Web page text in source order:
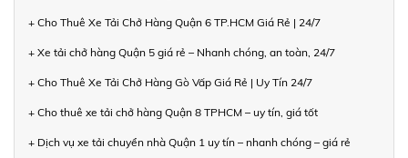
+ Cho Thuê Xe Tải Chở Hàng Quận 6 TP.HCM Giá Rẻ | 24/7
+ Xe tải chở hàng Quận 5 giá rẻ – Nhanh chóng, an toàn, 24/7
+ Cho Thuê Xe Tải Chở Hàng Gò Vấp Giá Rẻ | Uy Tín 24/7
+ Cho thuê xe tải chở hàng Quận 8 TPHCM – uy tín, giá tốt
+ Dịch vụ xe tải chuyển nhà Quận 1 uy tín – nhanh chóng – giá rẻ